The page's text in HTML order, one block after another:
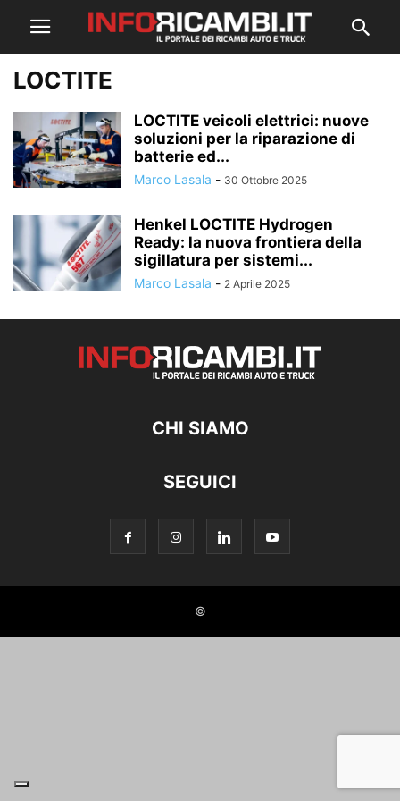
LOCTITE
LOCTITE veicoli elettrici: nuove
soluzioni per la riparazione di
batterie ed...
Marco Lasala - 30 Ottobre 2025
Henkel LOCTITE Hydrogen
Ready: la nuova frontiera della
sigillatura per sistemi...
Marco Lasala - 2 Aprile 2025
CHI SIAMO
SEGUICI
©